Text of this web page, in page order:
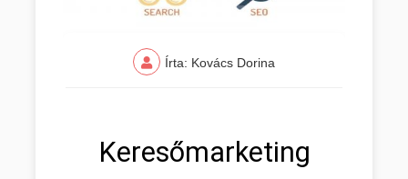
Írta: Kovács Dorina
Keresőmarketing